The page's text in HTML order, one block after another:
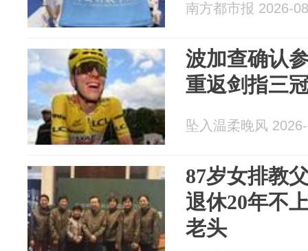
南方都市报 2026-
波加查确认
重返剑指三
坠入温柔晚风
87岁女排教
退休20年不
老头